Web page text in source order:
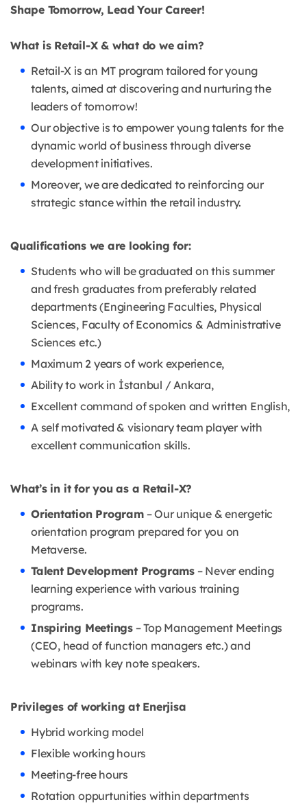
Shape Tomorrow, Lead Your Career!
What is Retail-X & what do we aim?
Retail-X is an MT program tailored for young
talents, aimed at discovering and nurturing the
leaders of tomorrow!
Our objective is to empower young talents for the
dynamic world of business through diverse
development initiatives.
Moreover, we are dedicated to reinforcing our
strategic stance within the retail industry.
Qualifications we are looking for:
Students who will be graduated on this summer
and fresh graduates from preferably related
departments (Engineering Faculties, Physical
Sciences, Faculty of Economics & Administrative
Sciences etc.)
Maximum 2 years of work experience,
Ability to work in İstanbul / Ankara,
Excellent command of spoken and written English,
A self motivated & visionary team player with
excellent communication skills.
What’s in it for you as a Retail-X?
Orientation Program– Our unique & energetic
orientation program prepared for you on
Metaverse.
Talent Development Programs– Never ending
learning experience with various training
programs.
Inspiring Meetings– Top Management Meetings
(CEO, head of function managers etc.) and
webinars with key note speakers.
Privileges of working at Enerjisa
Hybrid working model
Flexible working hours
Meeting-free hours
Rotation oppurtunities within departments